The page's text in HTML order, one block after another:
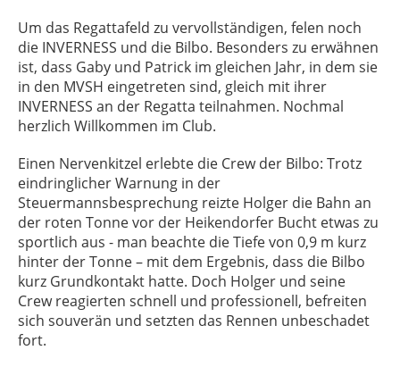
Um das Regattafeld zu vervollständigen, felen noch
die INVERNESS und die Bilbo. Besonders zu erwähnen
ist, dass Gaby und Patrick im gleichen Jahr, in dem sie
in den MVSH eingetreten sind, gleich mit ihrer
INVERNESS an der Regatta teilnahmen. Nochmal
herzlich Willkommen im Club.
Einen Nervenkitzel erlebte die Crew der Bilbo: Trotz
eindringlicher Warnung in der
Steuermannsbesprechung reizte Holger die Bahn an
der roten Tonne vor der Heikendorfer Bucht etwas zu
sportlich aus - man beachte die Tiefe von 0,9 m kurz
hinter der Tonne – mit dem Ergebnis, dass die Bilbo
kurz Grundkontakt hatte. Doch Holger und seine
Crew reagierten schnell und professionell, befreiten
sich souverän und setzten das Rennen unbeschadet
fort.